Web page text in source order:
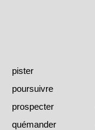
pister
poursuivre
prospecter
quémander